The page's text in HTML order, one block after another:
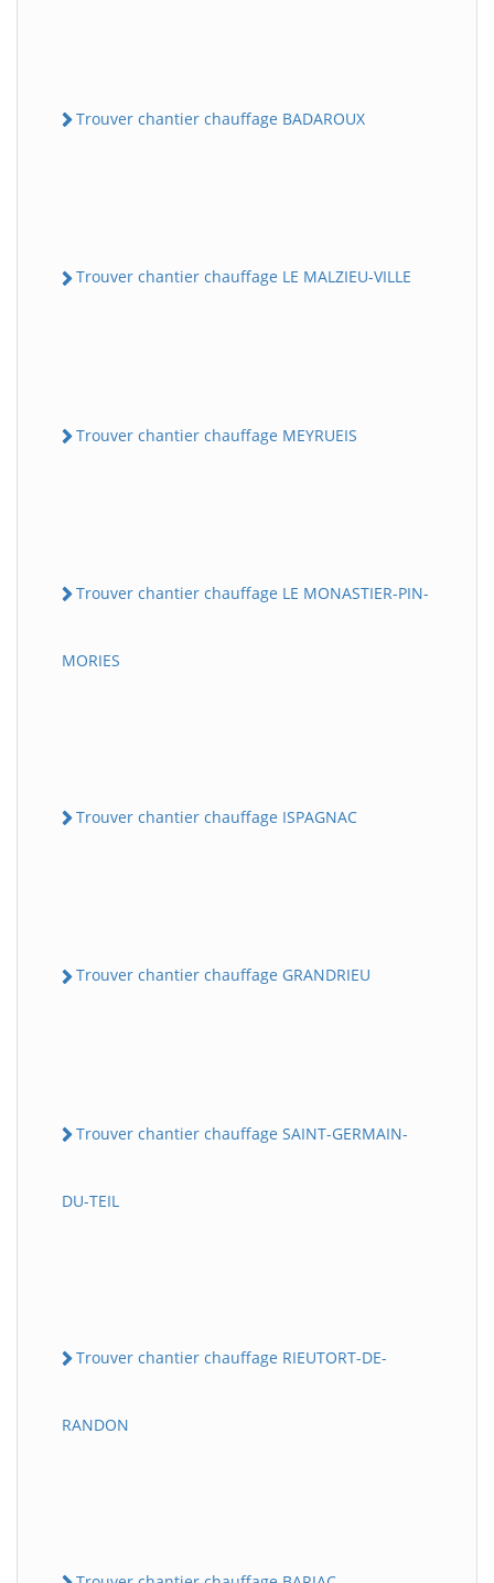
Trouver chantier chauffage BADAROUX
Trouver chantier chauffage LE MALZIEU-VILLE
Trouver chantier chauffage MEYRUEIS
Trouver chantier chauffage LE MONASTIER-PIN-
MORIES
Trouver chantier chauffage ISPAGNAC
Trouver chantier chauffage GRANDRIEU
Trouver chantier chauffage SAINT-GERMAIN-
DU-TEIL
Trouver chantier chauffage RIEUTORT-DE-
RANDON